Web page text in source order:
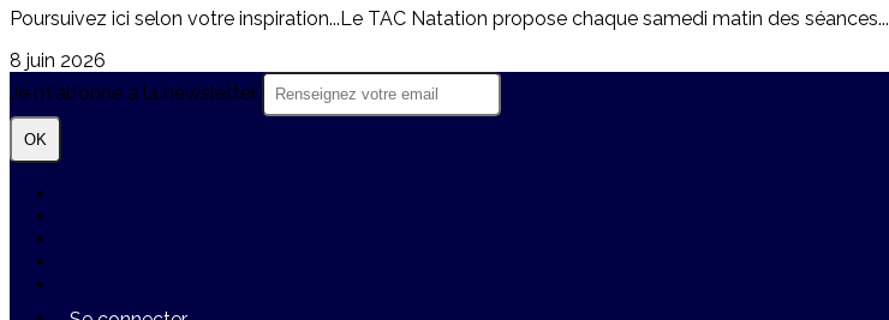
Poursuivez ici selon votre inspiration...Le TAC Natation propose chaque samedi matin des séances...
8 juin 2026
Je m'abonne à la newsletter
OK